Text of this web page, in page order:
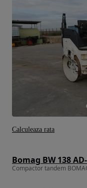
Bomag BW 138
Compactor tandem
Calculeaza rata